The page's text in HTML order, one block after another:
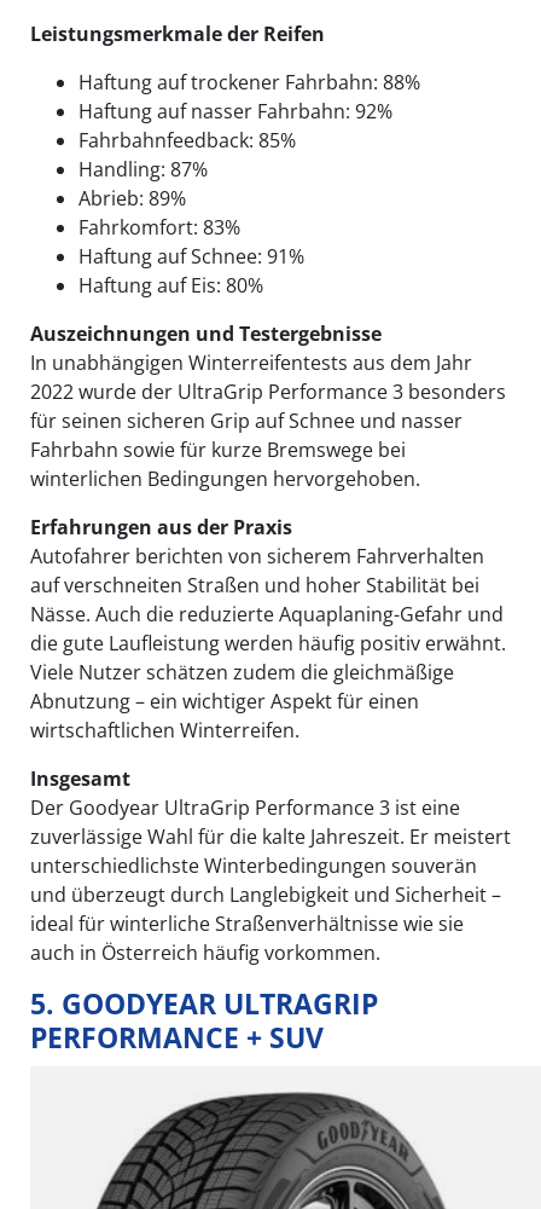
Leistungsmerkmale der Reifen
Haftung auf trockener Fahrbahn: 88%
Haftung auf nasser Fahrbahn: 92%
Fahrbahnfeedback: 85%
Handling: 87%
Abrieb: 89%
Fahrkomfort: 83%
Haftung auf Schnee: 91%
Haftung auf Eis: 80%
Auszeichnungen und Testergebnisse
In unabhängigen Winterreifentests aus dem Jahr
2022 wurde der UltraGrip Performance 3 besonders
für seinen sicheren Grip auf Schnee und nasser
Fahrbahn sowie für kurze Bremswege bei
winterlichen Bedingungen hervorgehoben.
Erfahrungen aus der Praxis
Autofahrer berichten von sicherem Fahrverhalten
auf verschneiten Straßen und hoher Stabilität bei
Nässe. Auch die reduzierte Aquaplaning-Gefahr und
die gute Laufleistung werden häufig positiv erwähnt.
Viele Nutzer schätzen zudem die gleichmäßige
Abnutzung – ein wichtiger Aspekt für einen
wirtschaftlichen Winterreifen.
Insgesamt
Der Goodyear UltraGrip Performance 3 ist eine
zuverlässige Wahl für die kalte Jahreszeit. Er meistert
unterschiedlichste Winterbedingungen souverän
und überzeugt durch Langlebigkeit und Sicherheit –
ideal für winterliche Straßenverhältnisse wie sie
auch in Österreich häufig vorkommen.
5. GOODYEAR ULTRAGRIP
PERFORMANCE + SUV